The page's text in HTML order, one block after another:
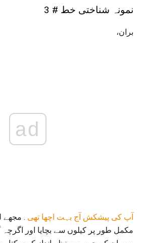
نمونہ شناختی خط # 3
بران،
ad
آپ کی پیشکش آج بہت اچھا تھی . مجھے
مکمل طور پر کیلوں سے بچایا اور